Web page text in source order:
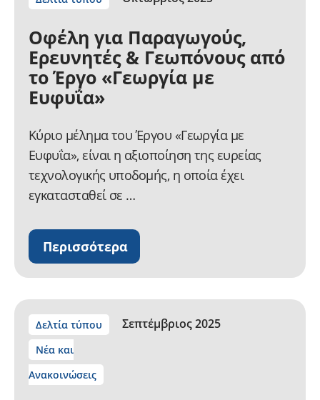
Οφέλη για Παραγωγούς,
Ερευνητές & Γεωπόνους από
το Έργο «Γεωργία με
Ευφυΐα»
Κύριο μέλημα του Έργου «Γεωργία με
Ευφυΐα», είναι η αξιοποίηση της ευρείας
τεχνολογικής υποδομής, η οποία έχει
εγκατασταθεί σε …
Περισσότερα
Δελτία τύπου
Νέα και
Ανακοινώσεις
Σεπτέμβριος 2025